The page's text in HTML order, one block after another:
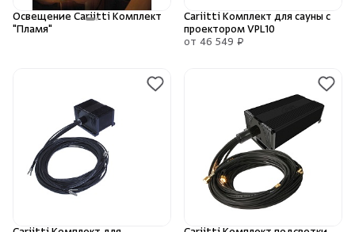
Освещение Cariitti Комплект
"Пламя"
Cariitti Комплект для сауны с
проектором VPL10
от 46 549 ₽
На главную
Скрыть/
Нет аккаунта? Зарегистрироваться
Скрыть/
Зарегистрироваться
Уже есть аккаунт?Войти